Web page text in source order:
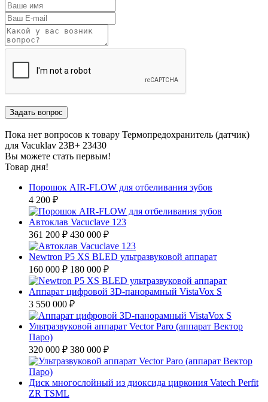
Пока нет вопросов к товару Термопредохранитель (датчик)
для Vacuklav 23B+ 23430
Вы можете стать первым!
Товар дня!
Порошок AIR-FLOW для отбеливания зубов
4 200 ₽
Автоклав Vacuclave 123
361 200 ₽ 430 000 ₽
Newtron P5 XS BLED ультразвуковой аппарат
160 000 ₽ 180 000 ₽
Аппарат цифровой ЗD-панорамный VistaVox S
3 550 000 ₽
Ультразвуковой аппарат Vector Paro (аппарат Вектор
Паро)
320 000 ₽ 380 000 ₽
Диск многослойный из диоксида циркония Vatech Perfit
ZR TSML